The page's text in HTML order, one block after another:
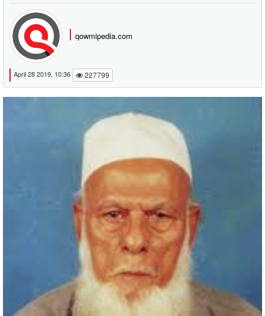
qowmipedia.com
April 28 2019, 10:36 227799